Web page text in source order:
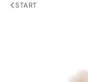
START